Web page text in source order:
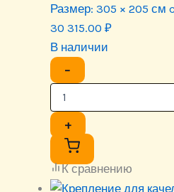
Размер: 305 × 205 см
30 315.00 ₽
В наличии
−
+
К сравнению